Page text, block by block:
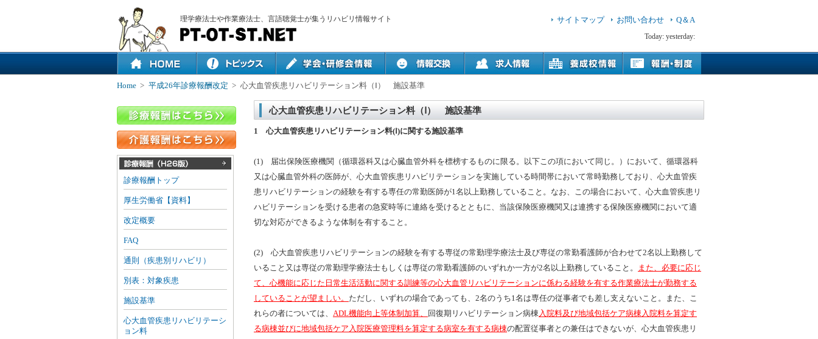
理学療法士や作業療法士、言語聴覚士が集うリハビリ情報サイト サイトマップ お問い合わせ Q＆A
Today: yesterday:
Home > 平成26年診療報酬改定 > 心大血管疾患リハビリテーション料（Ⅰ） 施設基準
心大血管疾患リハビリテーション料（Ⅰ） 施設基準
1 心大血管疾患リハビリテーション料(Ⅰ)に関する施設基準
(1) 届出保険医療機関（循環器科又は心臓血管外科を標榜するものに限る。以下この項において同じ。）において、循環器科
又は心臓血管外科の医師が、心大血管疾患リハビリテーションを実施している時間帯において常時勤務しており、心大血管疾
患リハビリテーションの経験を有する専任の常勤医師が1名以上勤務していること。なお、この場合において、心大血管疾患リ
ハビリテーションを受ける患者の急変時等に連絡を受けるとともに、当該保険医療機関又は連携する保険医療機関において適
切な対応ができるような体制を有すること。
(2) 心大血管疾患リハビリテーションの経験を有する専従の常勤理学療法士及び専従の常勤看護師が合わせて2名以上勤務して
いること又は専従の常勤理学療法士もしくは専従の常勤看護師のいずれか一方が2名以上勤務していること。
また、必要に応じ
て、心機能に応じた日常生活活動に関する訓練等の心大血管リハビリテーションに係わる経験を有する作業療法士が勤務する
していることが望ましい。 ただし、いずれの場合であっても、2名のうち1名は専任の従事者でも差し支えないこと。また、こ
れらの者については、 ADL機能向上等体制加算、 回復期リハビリテーション病棟入院料及び地域包括ケア病棟入院料を算定す
る病棟並びに地域包括ケア入院医療管理料を算定する病室を有する病棟の配置従事者との兼任はできないが、心大血管疾患リ
診療報酬トップ
厚生労働省【資料】
改定概要
FAQ
通則（疾患別リハビリ）
別表：対象疾患
施設基準
心大血管疾患リハビリテーシ
ョン料